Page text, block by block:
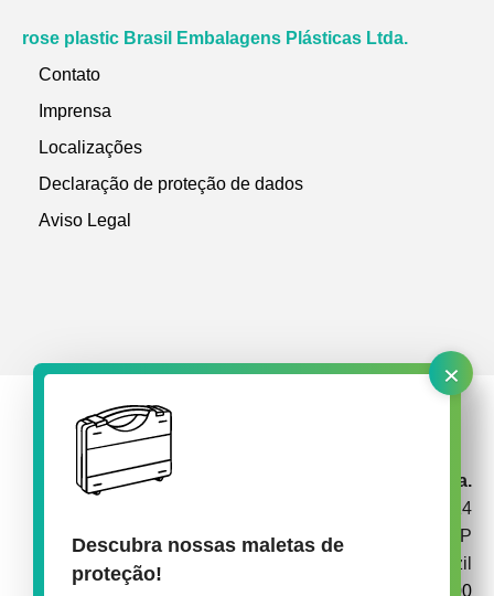
×
Descubra nossas maletas de
proteção!
rose plastic Brasil Embalagens Plásticas Ltda.
Av. Garabed Gananiam 514
CEP 18087-340 Sorocaba SP
Brazil
+55 15 3238 1900
rose plastic Brasil Embalagens Plásticas Ltda.
Contato
Imprensa
Localizações
Declaração de proteção de dados
Aviso Legal